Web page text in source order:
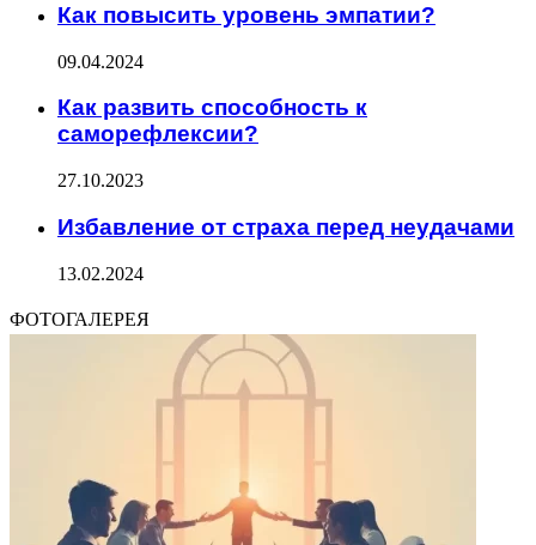
Как повысить уровень эмпатии?
09.04.2024
Как развить способность к
саморефлексии?
27.10.2023
Избавление от страха перед неудачами
13.02.2024
ФОТОГАЛЕРЕЯ